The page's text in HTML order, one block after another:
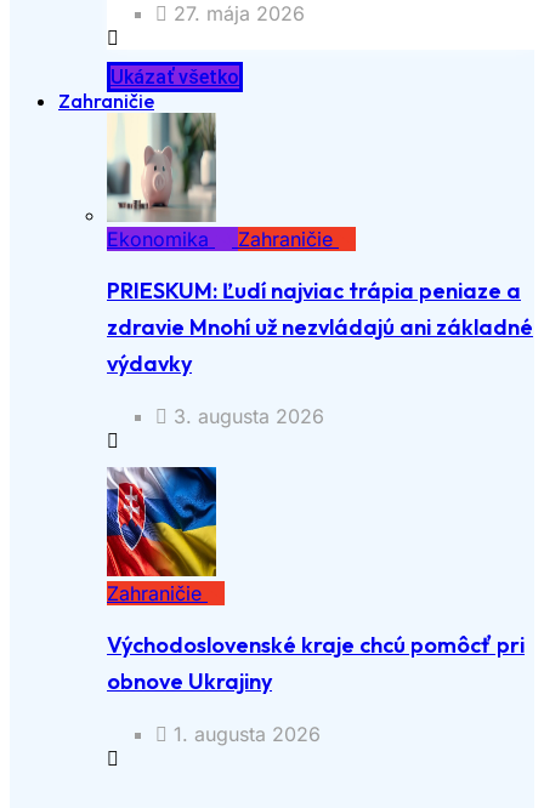
27. mája 2026
Ukázať všetko
Zahraničie
Ekonomika Zahraničie
PRIESKUM: Ľudí najviac trápia peniaze a
zdravie Mnohí už nezvládajú ani základné
výdavky
3. augusta 2026
Zahraničie
Východoslovenské kraje chcú pomôcť pri
obnove Ukrajiny
1. augusta 2026